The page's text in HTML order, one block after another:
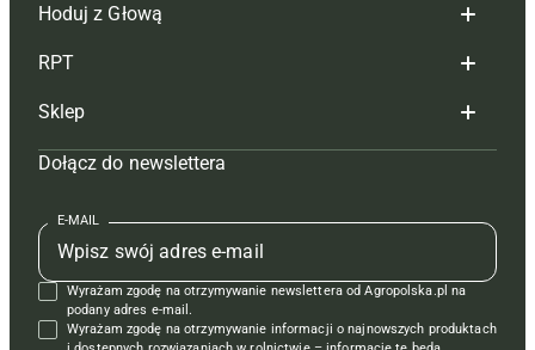
Redakcja
Reklama
Tagi
Mapa serwisu
Kontakt
Regulamin
Polityka prywatności
Hoduj z Głową
Hoduj z głową bydło
Hoduj z głową świnie
Prenumerata
Redakcja
Kontakt
Reklama
RPT
Redakcja
Prenumerata
Reklama
Kontakt
Krzyżówki
Sklep
Czasopisma i prenumerata
Książki
Regulamin
Dołącz do newslettera
E-MAIL
Wyrażam zgodę na otrzymywanie newslettera od Agropolska.pl na
podany adres e-mail.
Wyrażam zgodę na otrzymywanie informacji o najnowszych produktach